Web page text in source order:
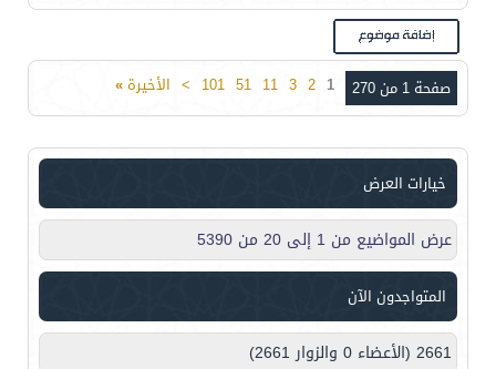
صفحة 1 من 270 1
2
3
11
51
101
> الأخيرة»
خيارات العرض
عرض المواضيع من 1 إلى 20 من 5390
المتواجدون الآن
2661 (الأعضاء 0 والزوار 2661)